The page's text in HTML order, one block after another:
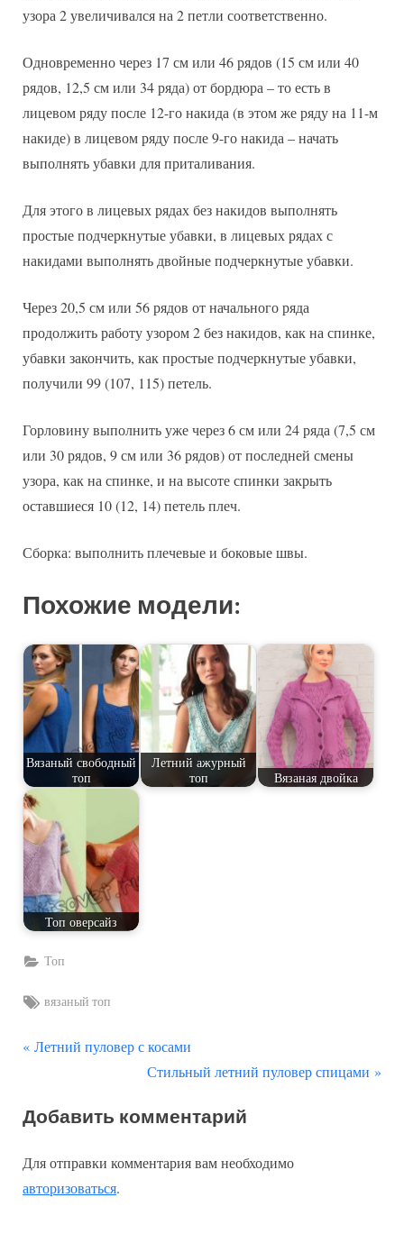
узора 2 увеличивался на 2 петли соответственно.
Одновременно через 17 см или 46 рядов (15 см или 40
рядов, 12,5 см или 34 ряда) от бордюра – то есть в
лицевом ряду после 12-го накида (в этом же ряду на 11-м
накиде) в лицевом ряду после 9-го накида – начать
выполнять убавки для приталивания.
Для этого в лицевых рядах без накидов выполнять
простые подчеркнутые убавки, в лицевых рядах с
накидами выполнять двойные подчеркнутые убавки.
Через 20,5 см или 56 рядов от начального ряда
продолжить работу узором 2 без накидов, как на спинке,
убавки закончить, как простые подчеркнутые убавки,
получили 99 (107, 115) петель.
Горловину выполнить уже через 6 см или 24 ряда (7,5 см
или 30 рядов, 9 см или 36 рядов) от последней смены
узора, как на спинке, и на высоте спинки закрыть
оставшиеся 10 (12, 14) петель плеч.
Сборка: выполнить плечевые и боковые швы.
Похожие модели:
Вязаный свободный
топ
Летний ажурный
топ
Вязаная двойка
Топ оверсайз
Топ
Tags:
вязаный топ
Навигация
записям
П
д
д
у
Летний пуловер с косами
С
е
у
Стильный летний пуловер спицами
Добавить комментарий
Для отправки комментария вам необходимо
авторизоваться.